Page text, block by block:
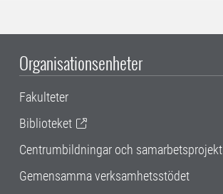
Organisationsenheter
Fakulteter
Biblioteket
Centrumbildningar och samarbetsprojekt
Gemensamma verksamhetsstödet